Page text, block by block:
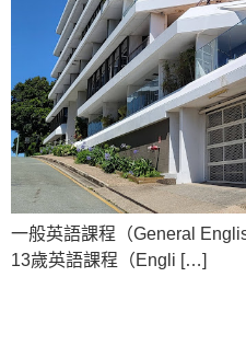
一般英語課程（General
13歲英語課程（Engli […]